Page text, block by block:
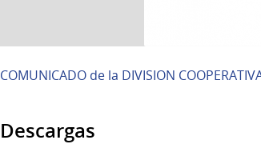
COMUNICADO de la DIVISION
Descargas